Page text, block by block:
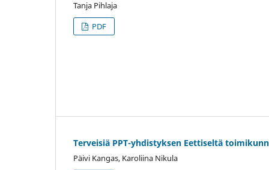
Tanja Pihlaja
PDF
Terveisiä PPT-yhdistyksen Eettiseltä
Päivi Kangas, Karoliina Nikula